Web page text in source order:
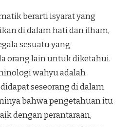
berarti isyarat yang
di dalam hati dan ilham,
sesuatu yang
orang lain untuk diketahui.
wahyu adalah
seseorang di dalam
bahwa pengetahuan itu
dengan perantaraan,